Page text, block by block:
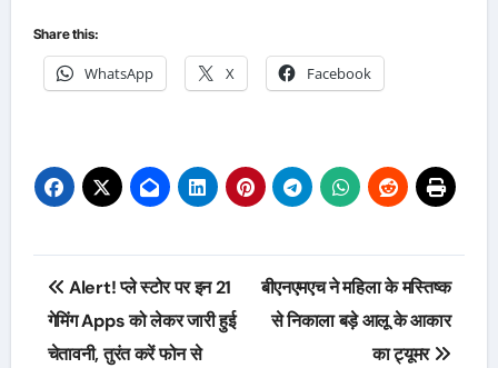
Share this:
WhatsApp X Facebook
Post
navigation
Alert! प्ले स्टोर पर इन 21
गेमिंग Apps को लेकर जारी हुई
चेतावनी, तुरंत करें फोन से
बीएनएमएच ने महिला के मस्तिष्क
से निकाला बड़े आलू के आकार
का ट्यूमर